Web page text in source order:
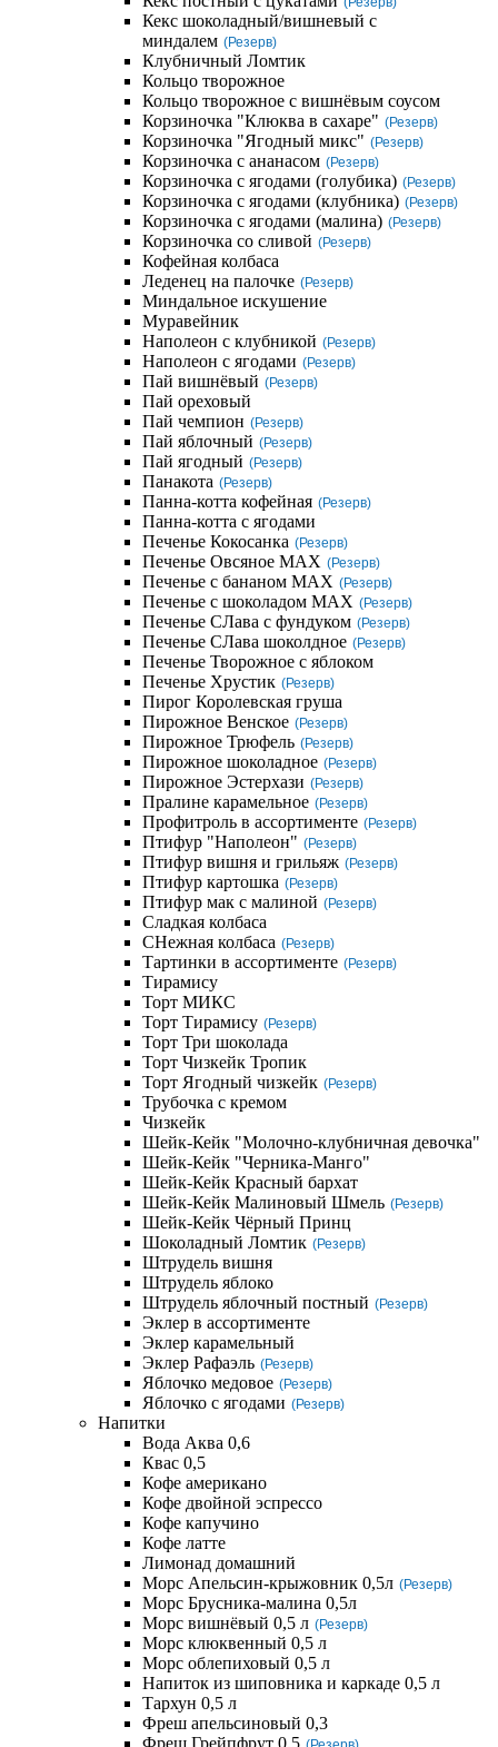
Кекс шоколадный/вишневый с
миндалем (Резерв)
Клубничный Ломтик
Кольцо творожное
Кольцо творожное с вишнёвым соусом
Корзиночка "Клюква в сахаре" (Резерв)
Корзиночка "Ягодный микс" (Резерв)
Корзиночка с ананасом (Резерв)
Корзиночка с ягодами (голубика) (Резерв)
Корзиночка с ягодами (клубника) (Резерв)
Корзиночка с ягодами (малина) (Резерв)
Корзиночка со сливой (Резерв)
Кофейная колбаса
Леденец на палочке (Резерв)
Миндальное искушение
Муравейник
Наполеон с клубникой (Резерв)
Наполеон с ягодами (Резерв)
Пай вишнёвый (Резерв)
Пай ореховый
Пай чемпион (Резерв)
Пай яблочный (Резерв)
Пай ягодный (Резерв)
Панакота (Резерв)
Панна-котта кофейная (Резерв)
Панна-котта с ягодами
Печенье Кокосанка (Резерв)
Печенье Овсяное MAX (Резерв)
Печенье с бананом MAX (Резерв)
Печенье с шоколадом MAX (Резерв)
Печенье СЛава с фундуком (Резерв)
Печенье СЛава шоколдное (Резерв)
Печенье Творожное с яблоком
Печенье Хрустик (Резерв)
Пирог Королевская груша
Пирожное Венское (Резерв)
Пирожное Трюфель (Резерв)
Пирожное шоколадное (Резерв)
Пирожное Эстерхази (Резерв)
Пралине карамельное (Резерв)
Профитроль в ассортименте (Резерв)
Птифур "Наполеон" (Резерв)
Птифур вишня и грильяж (Резерв)
Птифур картошка (Резерв)
Птифур мак с малиной (Резерв)
Сладкая колбаса
СНежная колбаса (Резерв)
Тартинки в ассортименте (Резерв)
Тирамису
Торт МИКС
Торт Тирамису (Резерв)
Торт Три шоколада
Торт Чизкейк Тропик
Торт Ягодный чизкейк (Резерв)
Трубочка с кремом
Чизкейк
Шейк-Кейк "Молочно-клубничная девочка"
Шейк-Кейк "Черника-Манго"
Шейк-Кейк Красный бархат
Шейк-Кейк Малиновый Шмель (Резерв)
Шейк-Кейк Чёрный Принц
Шоколадный Ломтик (Резерв)
Штрудель вишня
Штрудель яблоко
Штрудель яблочный постный (Резерв)
Эклер в ассортименте
Эклер карамельный
Эклер Рафаэль (Резерв)
Яблочко медовое (Резерв)
Яблочко с ягодами (Резерв)
Напитки
Вода Аква 0,6
Квас 0,5
Кофе американо
Кофе двойной эспрессо
Кофе капучино
Кофе латте
Лимонад домашний
Морс Апельсин-крыжовник 0,5л (Резерв)
Морс Брусника-малина 0,5л
Морс вишнёвый 0,5 л (Резерв)
Морс клюквенный 0,5 л
Морс облепиховый 0,5 л
Напиток из шиповника и каркаде 0,5 л
Тархун 0,5 л
Фреш апельсиновый 0,3
Фреш Грейпфрут 0,5